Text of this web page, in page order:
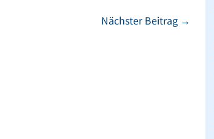
Nächster Beitrag →